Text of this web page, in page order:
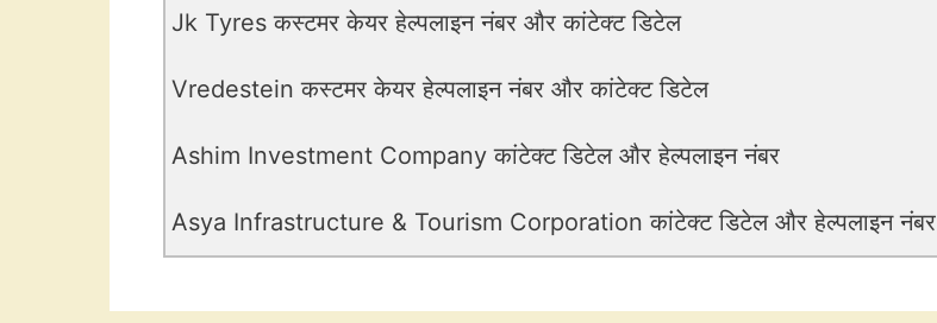
Jk Tyres कस्टमर केयर हेल्पलाइन नंबर और कांटेक्ट डिटेल
Vredestein कस्टमर केयर हेल्पलाइन नंबर और कांटेक्ट डिटेल
Ashim Investment Company कांटेक्ट डिटेल और हेल्पलाइन नंबर
Asya Infrastructure & Tourism Corporation कांटेक्ट डिटेल और हेल्पलाइन नंबर